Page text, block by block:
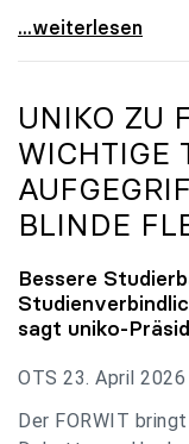
uniko zu
...weiterlesen
UNIKO ZU
WICHTIGE
BLINDE
Bessere
sagt uniko-
OTS 23. April 2026
Der FORWIT